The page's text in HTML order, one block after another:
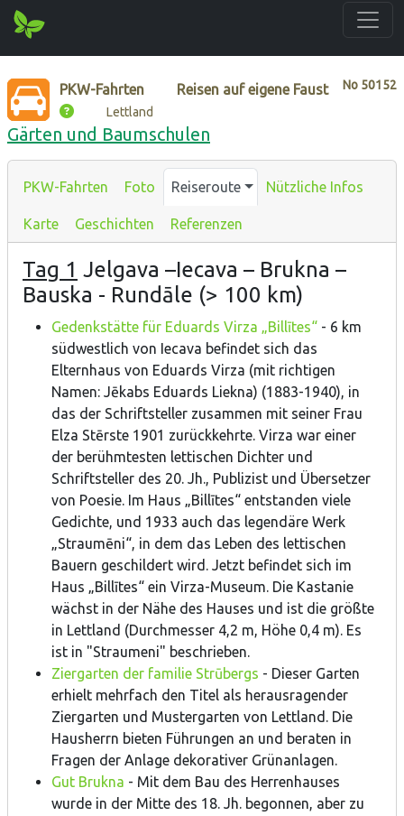
No 50152
PKW-Fahrten Reisen auf eigene Faust
Lettland
Gärten und Baumschulen
PKW-Fahrten Foto Reiseroute Nützliche Infos
Karte Geschichten Referenzen
Tag 1 Jelgava –Iecava – Brukna –
Bauska - Rundāle (> 100 km)
Gedenkstätte für Eduards Virza „Billītes“ - 6 km
südwestlich von Iecava befindet sich das
Elternhaus von Eduards Virza (mit richtigen
Namen: Jēkabs Eduards Liekna) (1883-1940), in
das der Schriftsteller zusammen mit seiner Frau
Elza Stērste 1901 zurückkehrte. Virza war einer
der berühmtesten lettischen Dichter und
Schriftsteller des 20. Jh., Publizist und Übersetzer
von Poesie. Im Haus „Billītes“ entstanden viele
Gedichte, und 1933 auch das legendäre Werk
„Straumēni“, in dem das Leben des lettischen
Bauern geschildert wird. Jetzt befindet sich im
Haus „Billītes“ ein Virza-Museum. Die Kastanie
wächst in der Nähe des Hauses und ist die größte
in Lettland (Durchmesser 4,2 m, Höhe 0,4 m). Es
ist in "Straumeni" beschrieben.
Ziergarten der familie Strūbergs - Dieser Garten
erhielt mehrfach den Titel als herausragender
Ziergarten und Mustergarten von Lettland. Die
Hausherrn bieten Führungen an und beraten in
Fragen der Anlage dekorativer Grünanlagen.
Gut Brukna - Mit dem Bau des Herrenhauses
wurde in der Mitte des 18. Jh. begonnen, aber zu